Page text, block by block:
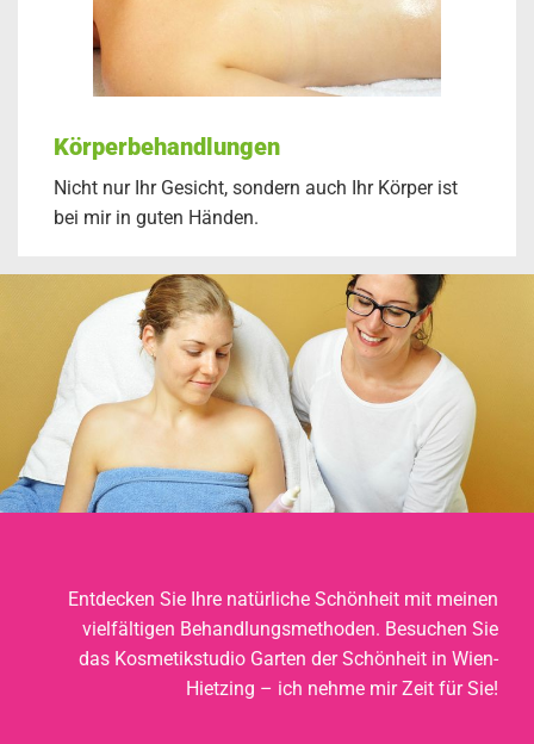
Körperbehandlungen
Nicht nur Ihr Gesicht, sondern auch Ihr Körper ist
bei mir in guten Händen.
Entdecken Sie Ihre natürliche Schönheit mit meinen
vielfältigen Behandlungsmethoden. Besuchen Sie
das Kosmetikstudio Garten der Schönheit in Wien-
Hietzing – ich nehme mir Zeit für Sie!